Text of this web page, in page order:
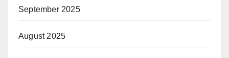
September 2025
August 2025